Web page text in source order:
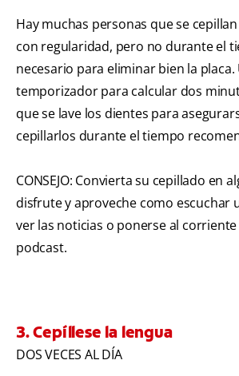
Hay muchas personas que se
con regularidad, pero no durante el
necesario para eliminar bien la placa.
temporizador para calcular dos
que se lave los dientes para
cepillarlos durante el tiempo
CONSEJO: Convierta su cepillado en
disfrute y aproveche como escuchar
ver las noticias o ponerse al
podcast.
3. Cepíllese la lengua
DOS VECES AL DÍA